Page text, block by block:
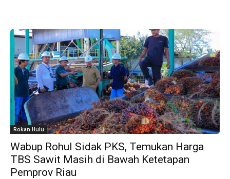
Rokan Hulu
Wabup Rohul Sidak PKS, Temukan Harga
TBS Sawit Masih di Bawah Ketetapan
Pemprov Riau